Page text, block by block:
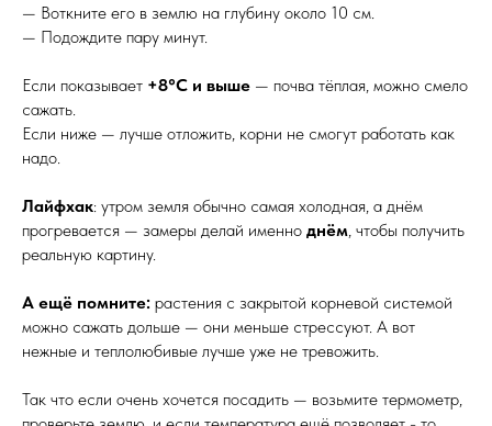
— Воткните его в землю на глубину около 10 см.
— Подождите пару минут.
Если показывает +8°C и выше — почва тёплая, можно смело
сажать.
Если ниже — лучше отложить, корни не смогут работать как
надо.
Лайфхак: утром земля обычно самая холодная, а днём
прогревается — замеры делай именно днём , чтобы получить
реальную картину.
А ещё помните: растения с закрытой корневой системой
можно сажать дольше — они меньше стрессуют. А вот
нежные и теплолюбивые лучше уже не тревожить.
Так что если очень хочется посадить — возьмите термометр,